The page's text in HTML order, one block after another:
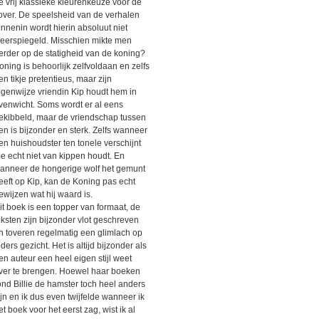
vrij klassieke kleurenkeuze voor de
De speelsheid van de verhalen
wordt hierin absoluut niet
Misschien mikte men
op de statigheid van de koning?
is behoorlijk zelfvoldaan en zelfs
tikje pretentieus, maar zijn
vriendin Kip houdt hem in
Soms wordt er al eens
maar de vriendschap tussen
is bijzonder en sterk. Zelfs wanneer
huishoudster ten tonele verschijnt
echt niet van kippen houdt. En
de hongerige wolf het gemunt
op Kip, kan de Koning pas echt
wat hij waard is.
boek is een topper van formaat, de
zijn bijzonder vlot geschreven
toveren regelmatig een glimlach op
gezicht. Het is altijd bijzonder als
auteur een heel eigen stijl weet
te brengen. Hoewel haar boeken
Billie de hamster toch heel anders
en ik dus even twijfelde wanneer ik
boek voor het eerst zag, wist ik al